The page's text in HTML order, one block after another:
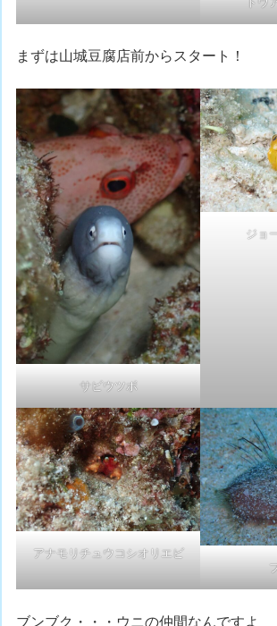
まずは山城豆腐店前からスタート！
サビウツボ
ジョ
アナモリチュウコシオリエビ
ブンブク・・・ウニの仲間なんですよ